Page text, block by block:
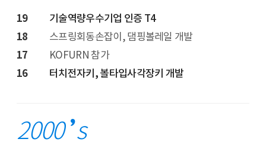
19 기술역량우수기업 인증 T4
18 스프링회동손잡이, 댐핑볼레일 개발
17 KOFURN 참가
16 터치전자키, 볼타입사각장키 개발
2000 s